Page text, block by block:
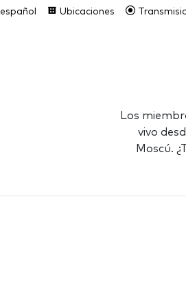
español Ubicaciones
Los
vivo
Moscú.